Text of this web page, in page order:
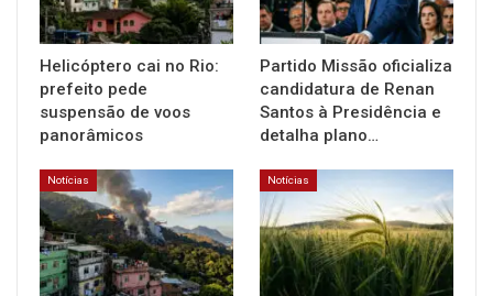
Helicóptero cai no Rio:
prefeito pede
suspensão de voos
panorâmicos
Partido Missão oficializa
candidatura de Renan
Santos à Presidência e
detalha plano…
Notícias Notícias